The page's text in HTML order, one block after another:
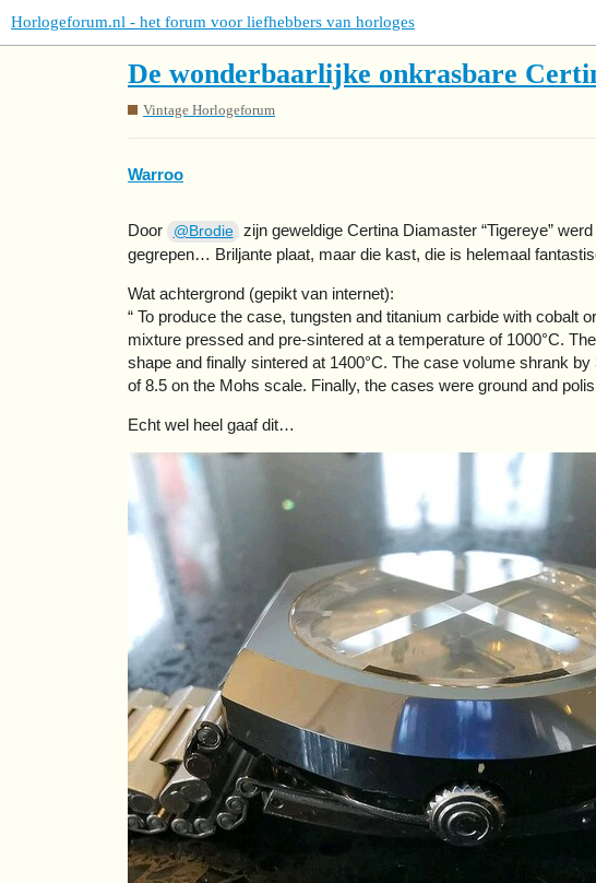
Horlogeforum.nl - het forum voor liefhebbers van horloges
De wonderbaarlijke onkrasbare
Vintage Horlogeforum
Warroo
Door @Brodie zijn geweldige Certina Diamaster “Tigereye”
gegrepen… Briljante plaat, maar die kast, die is helemaal
Wat achtergrond (gepikt van internet):
“ To produce the case, tungsten and titanium carbide with cobalt
mixture pressed and pre-sintered at a temperature of 1000°C.
shape and finally sintered at 1400°C. The case volume shrank
of 8.5 on the Mohs scale. Finally, the cases were ground and
Echt wel heel gaaf dit…